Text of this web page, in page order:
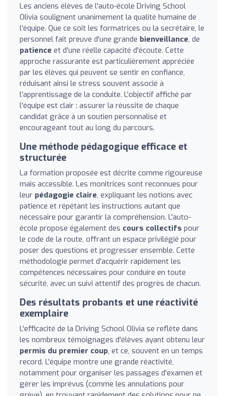
Les anciens élèves de l'auto-école Driving School
Olivia soulignent unanimement la qualité humaine de
l'équipe. Que ce soit les formatrices ou la secrétaire, le
personnel fait preuve d'une grande bienveillance, de
patience et d'une réelle capacité d'écoute. Cette
approche rassurante est particulièrement appréciée
par les élèves qui peuvent se sentir en confiance,
réduisant ainsi le stress souvent associé à
l'apprentissage de la conduite. L'objectif affiché par
l'équipe est clair : assurer la réussite de chaque
candidat grâce à un soutien personnalisé et
encourageant tout au long du parcours.
Une méthode pédagogique efficace et
structurée
La formation proposée est décrite comme rigoureuse
mais accessible. Les monitrices sont reconnues pour
leur pédagogie claire, expliquant les notions avec
patience et répétant les instructions autant que
nécessaire pour garantir la compréhension. L'auto-
école propose également des cours collectifs pour
le code de la route, offrant un espace privilégié pour
poser des questions et progresser ensemble. Cette
méthodologie permet d'acquérir rapidement les
compétences nécessaires pour conduire en toute
sécurité, avec un suivi attentif des progrès de chacun.
Des résultats probants et une réactivité
exemplaire
L'efficacité de la Driving School Olivia se reflète dans
les nombreux témoignages d'élèves ayant obtenu leur
permis du premier coup, et ce, souvent en un temps
record. L'équipe montre une grande réactivité,
notamment pour organiser les passages d'examen et
gérer les imprévus (comme les annulations pour